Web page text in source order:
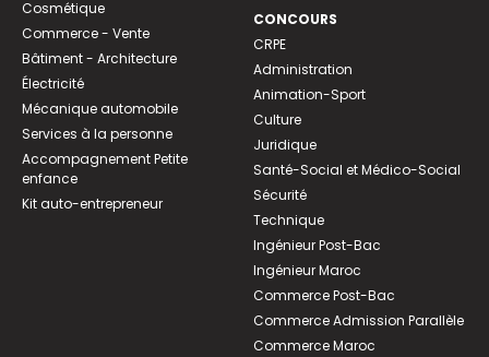
Cosmétique
Commerce - Vente
Bâtiment - Architecture
Électricité
Mécanique automobile
Services à la personne
Accompagnement Petite
enfance
Kit auto-entrepreneur
CONCOURS
CRPE
Administration
Animation-Sport
Culture
Juridique
Santé-Social et Médico-Social
Sécurité
Technique
Ingénieur Post-Bac
Ingénieur Maroc
Commerce Post-Bac
Commerce Admission Parallèle
Commerce Maroc